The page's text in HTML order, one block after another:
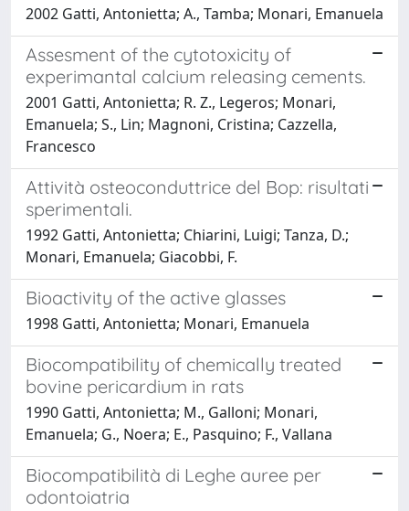
2002 Gatti, Antonietta; A., Tamba; Monari, Emanuela
Assesment of the cytotoxicity of
experimantal calcium releasing cements.
2001 Gatti, Antonietta; R. Z., Legeros; Monari,
Emanuela; S., Lin; Magnoni, Cristina; Cazzella,
Francesco
Attività osteoconduttrice del Bop: risultati
sperimentali.
1992 Gatti, Antonietta; Chiarini, Luigi; Tanza, D.;
Monari, Emanuela; Giacobbi, F.
Bioactivity of the active glasses
1998 Gatti, Antonietta; Monari, Emanuela
Biocompatibility of chemically treated
bovine pericardium in rats
1990 Gatti, Antonietta; M., Galloni; Monari,
Emanuela; G., Noera; E., Pasquino; F., Vallana
Biocompatibilità di Leghe auree per
odontoiatria